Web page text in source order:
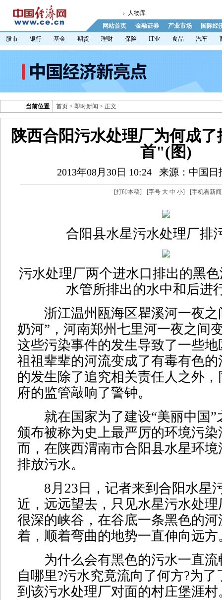
人物库
网站首页
金融证券 产业市场
国际经
股市
银行 基金 期货 理财 保险 IT业 食品 汽车
当前位置 首页 > 即时新闻 > 正文
陕西合阳污水处理厂为何成
首"(图)
2013年08月30日 10:24 来源：中国日
[打印本稿] [字号 大 中 小] [手机看新闻
合阳县水星污水处理厂排
污水处理厂两个进水口排出的黑
水管所排出的水中和后进
浙江温州瓯海区瞿溪河一夜之
奶河”，河南郑州七里河一夜之间
这些污染事件的发生导致了一些
祖祖辈辈的河流变成了有毒有色
的发生除了追究相关责任人之外
府的监管敲响了警钟。
就在国家为了建设“美丽中国”
颁布被称为史上最严厉的环境污
而，在陕西渭南市合阳县水星环
排放污水。
8月23日，记者来到合阳水星
近，远远望去，只见水星污水处
很深的峡谷，在谷底一条黑色的
着，顺着弯曲的地势一直伸向远方
为什么会有黑色的污水一直流
自哪里?污水究竟流向了何方?为
到该污水处理厂对面的村庄堡涯村